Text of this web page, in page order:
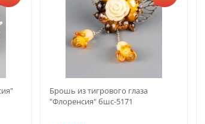
Брошь из тигрового глаза
"Флоренсия" бшс-5171